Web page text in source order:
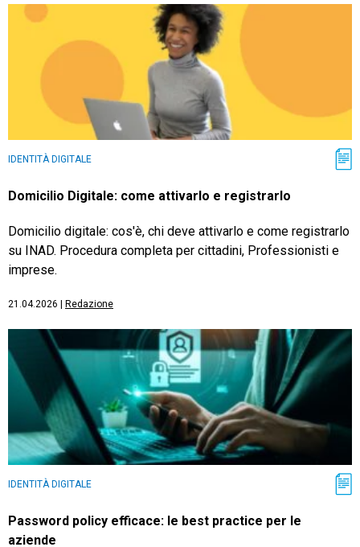
IDENTITÀ DIGITALE
Domicilio Digitale: come attivarlo e registrarlo
Domicilio digitale: cos'è, chi deve attivarlo e come registrarlo
su INAD. Procedura completa per cittadini, Professionisti e
imprese.
21.04.2026 Redazione
IDENTITÀ DIGITALE
Password policy efficace: le best practice per le
aziende